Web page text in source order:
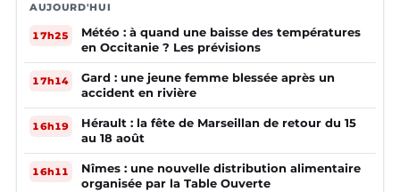
AUJOURD'HUI
17h25
Météo : à quand une baisse des températures
en Occitanie ? Les prévisions
17h14
Gard : une jeune femme blessée après un
accident en rivière
16h19
Hérault : la fête de Marseillan de retour du 15
au 18 août
16h11
Nîmes : une nouvelle distribution alimentaire
organisée par la Table Ouverte